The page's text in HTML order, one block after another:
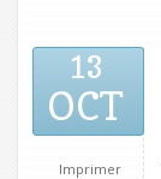
13
OCT
Imprimer